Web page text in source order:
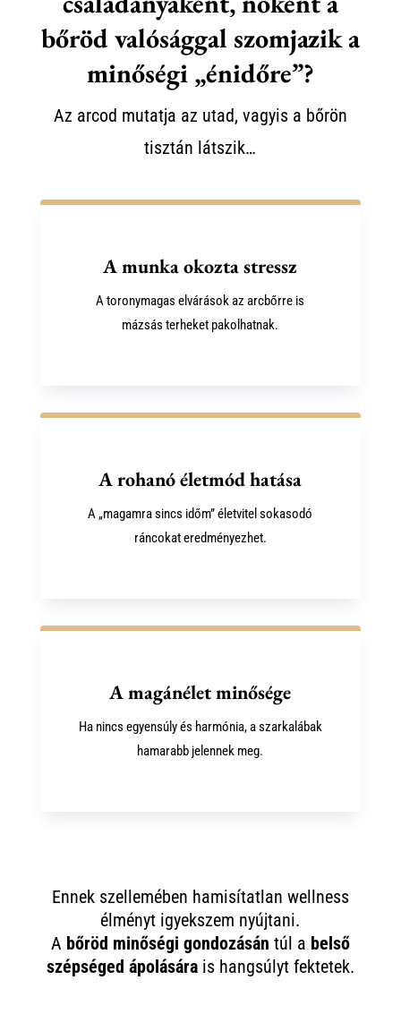
bőröd valósággal szomjazik a
minőségi „énidőre”?
Az arcod mutatja az utad, vagyis a bőrön
tisztán látszik…
A munka okozta stressz
A toronymagas elvárások az arcbőrre is
mázsás terheket pakolhatnak.
A rohanó életmód hatása
A „magamra sincs időm” életvitel sokasodó
ráncokat eredményezhet.
A magánélet minősége
Ha nincs egyensúly és harmónia, a szarkalábak
hamarabb jelennek meg.
Ennek szellemében hamisítatlan wellness
élményt igyekszem nyújtani.
A bőröd minőségi gondozásán túl a belső
szépséged ápolásárais hangsúlyt fektetek.